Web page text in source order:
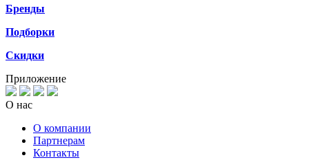
Бренды
Подборки
Скидки
Приложение
О нас
О компании
Партнерам
Контакты